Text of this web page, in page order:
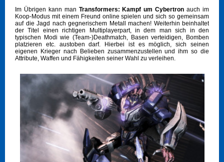
Im Übrigen kann man Transformers: Kampf um Cybertron auch im
Koop-Modus mit einem Freund online spielen und sich so gemeinsam
auf die Jagd nach gegnerischem Metall machen! Weiterhin beinhaltet
der Titel einen richtigen Multiplayerpart, in dem man sich in den
typischen Modi wie (Team-)Deathmatch, Basen verteidigen, Bomben
platzieren etc. austoben darf. Hierbei ist es möglich, sich seinen
eigenen Krieger nach Belieben zusammenzustellen und ihm so die
Attribute, Waffen und Fähigkeiten seiner Wahl zu verleihen.